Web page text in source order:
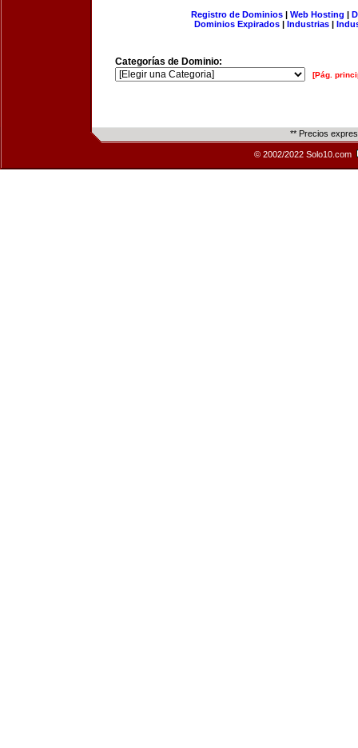
Registro de Dominios| Web Hosting |
Dominios Expirados | Industrias |
Categorías de Dominio:
[Pág.
** Precios
© 2002/2022 Solo10.com